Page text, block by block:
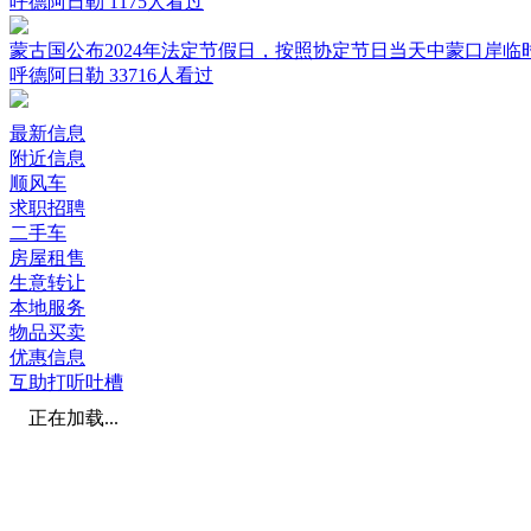
蒙古国公布2024年法定节假日，按照协定节日当天中蒙口岸临
呼德阿日勒 33716人看过
最新信息
附近信息
顺风车
求职招聘
二手车
房屋租售
生意转让
本地服务
物品买卖
优惠信息
互助打听吐槽
正在加载...